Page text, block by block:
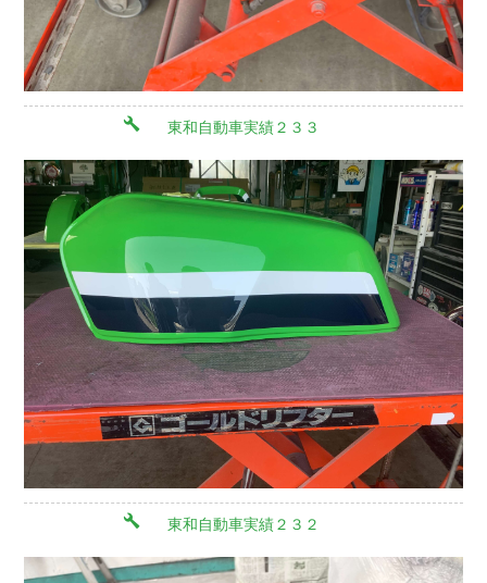
東和自動車実績２３３
東和自動車実績２３２